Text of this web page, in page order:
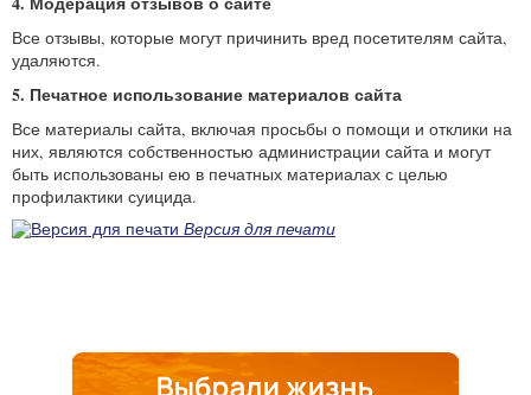
Все отзывы, которые могут причинить вред посетителям сайта,
удаляются.
5. Печатное использование материалов сайта
Все материалы сайта, включая просьбы о помощи и отклики на
них, являются собственностью администрации сайта и могут
быть использованы ею в печатных материалах с целью
профилактики суицида.
Версия для печати